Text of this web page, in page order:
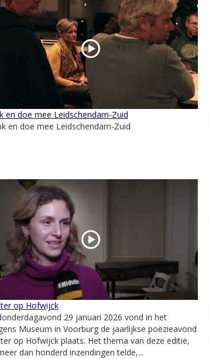
en doe mee Leidschendam-Zuid
en doe mee Leidschendam-Zuid
op Hofwijck
29 januari 2026 vond in het
Museum in Voorburg de jaarlijkse poëzieavond
op Hofwijck plaats. Het thema van deze editie,
dan honderd inzendingen telde,...